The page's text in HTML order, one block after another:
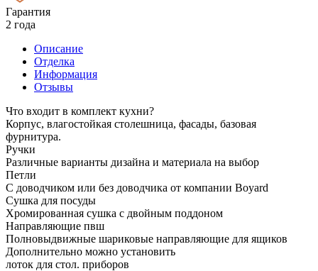
Гарантия
2 года
Описание
Отделка
Информация
Отзывы
Что входит в комплект кухни?
Корпус, влагостойкая столешница, фасады, базовая
фурнитура.
Ручки
Различные варианты дизайна и материала на выбор
Петли
С доводчиком или без доводчика от компании Boyard
Сушка для посуды
Хромированная сушка с двойным поддоном
Направляющие пвш
Полновыдвижные шариковые направляющие для ящиков
Дополнительно можно установить
лоток для стол. приборов